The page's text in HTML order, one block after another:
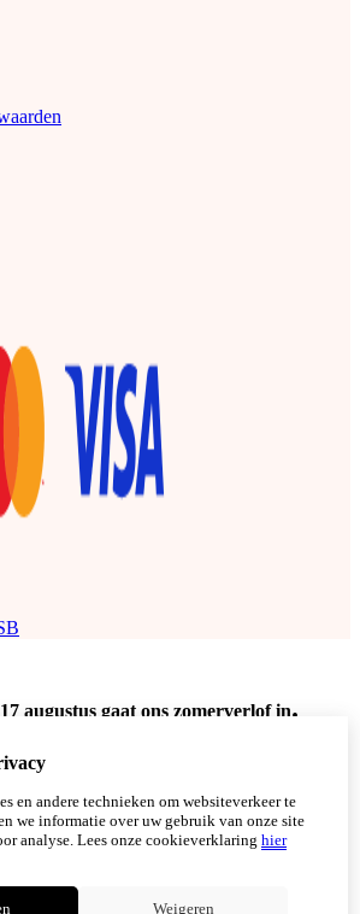
en andere technieken om websiteverkeer te
we informatie over uw gebruik van onze site
analyse. Lees onze cookieverklaring hier
Weigeren
augustus gaat ons zomerverlof in.
geen bestellingen meer verstuurd worden
afgehaald wordenop afspraak
om teleurstellingen te voorkomen.